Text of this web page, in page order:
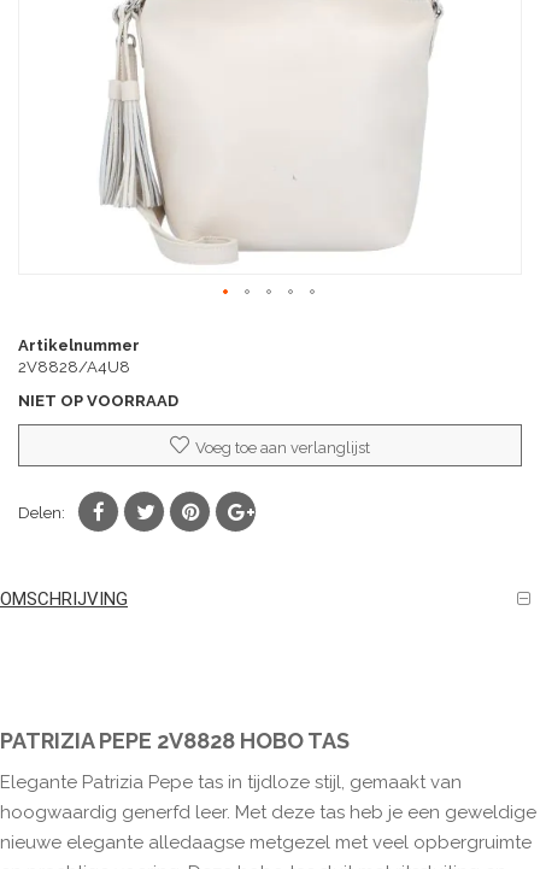
afbeeldingen-
naar
het
van
de
gallerij
Artikelnummer
2V8828/A4U8
NIET OP VOORRAAD
Voeg toe aan verlanglijst
Delen:
OMSCHRIJVING
PATRIZIA PEPE 2V8828 HOBO TAS
Elegante Patrizia Pepe tas in tijdloze stijl, gemaakt van
hoogwaardig generfd leer. Met deze tas heb je een geweldige
nieuwe elegante alledaagse metgezel met veel opbergruimte